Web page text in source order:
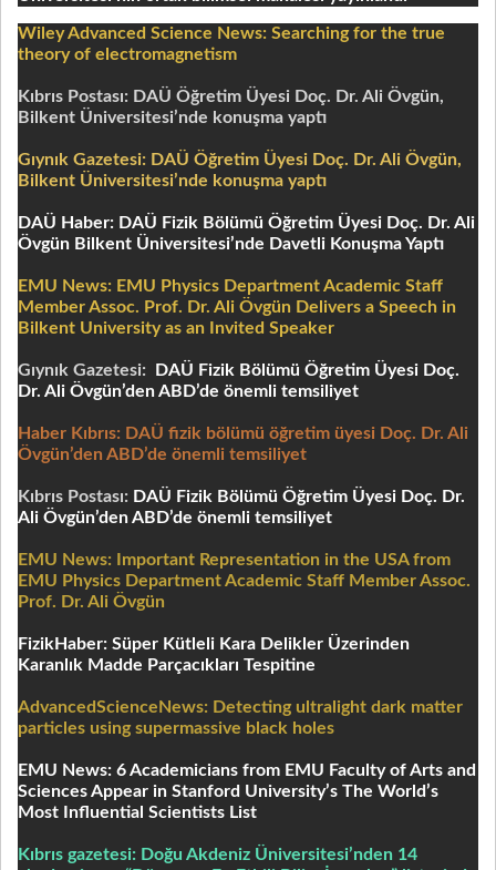
Wiley Advanced Science News: Searching for the true
theory of electromagnetism
Kıbrıs Postası: DAÜ Öğretim Üyesi Doç. Dr. Ali Övgün,
Bilkent Üniversitesi’nde konuşma yaptı
Gıynık Gazetesi: DAÜ Öğretim Üyesi Doç. Dr. Ali Övgün,
Bilkent Üniversitesi’nde konuşma yaptı
DAÜ Haber: DAÜ Fizik Bölümü Öğretim Üyesi Doç. Dr. Ali
Övgün Bilkent Üniversitesi’nde Davetli Konuşma Yaptı
EMU News: EMU Physics Department Academic Staff
Member Assoc. Prof. Dr. Ali Övgün Delivers a Speech in
Bilkent University as an Invited Speaker
Gıynık Gazetesi:
DAÜ Fizik Bölümü Öğretim Üyesi Doç.
Dr. Ali Övgün’den ABD’de önemli temsiliyet
Haber Kıbrıs: DAÜ fizik bölümü öğretim üyesi Doç. Dr. Ali
Övgün’den ABD’de önemli temsiliyet
Kıbrıs Postası: DAÜ Fizik Bölümü Öğretim Üyesi Doç. Dr.
Ali Övgün’den ABD’de önemli temsiliyet
EMU News:
Important Representation in the USA from
EMU Physics Department Academic Staff Member Assoc.
Prof. Dr. Ali Övgün
FizikHaber: Süper Kütleli Kara Delikler Üzerinden
Karanlık Madde Parçacıkları Tespitine
AdvancedScienceNews: Detecting ultralight dark matter
particles using supermassive black holes
EMU News: 6 Academicians from EMU Faculty of Arts and
Sciences Appear in Stanford University’s The World’s
Most Influential Scientists List
Kıbrıs gazetesi: Doğu Akdeniz Üniversitesi’nden 14